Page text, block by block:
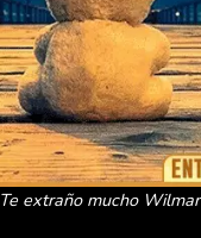
Te extraño mucho Wilmar